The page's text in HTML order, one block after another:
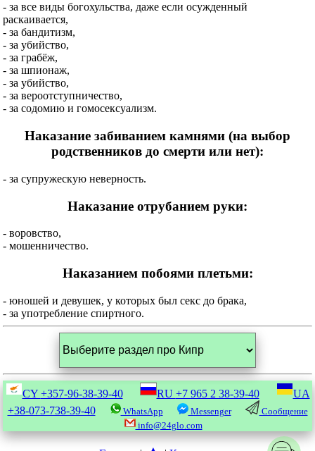
- за все виды богохульства, даже если осужденный
раскаивается,
- за бандитизм,
- за убийство,
- за грабёж,
- за шпионаж,
- за убийство,
- за вероотступничество,
- за содомию и гомосексуализм.
Наказание забиванием камнями (на выбор
родственников до смерти или нет):
- за супружескую неверность.
Наказание отрубанием руки:
- воровство,
- мошенничество.
Наказанием побоями плетьми:
- юношей и девушек, у которых был секс до брака,
- за употребление спиртного.
CY +357-96-38-39-40 RU +7 965 2 38-39-40
UA
+38-073-738-39-40
WhatsApp Messenger
Сообщение
info@24glo.com